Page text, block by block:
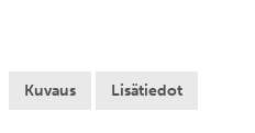
Kuvaus Lisätiedot